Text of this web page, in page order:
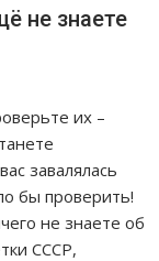
не знаете
их –
завалялась
бы проверить!
не знаете об
СССР,